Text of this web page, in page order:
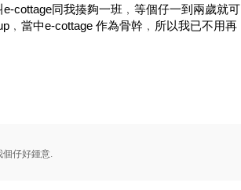
cottage同我揍夠一班﹐等個仔一到兩歲就可
當中e-cottage 作為骨幹﹐所以我已不用再
個仔好鍾意.